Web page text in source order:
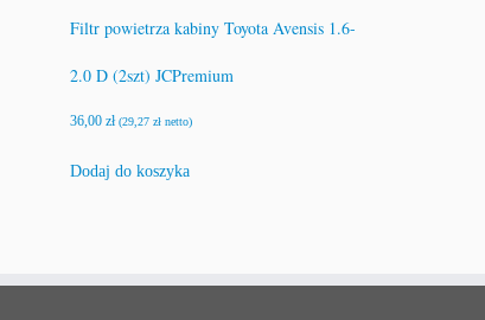
Filtr powietrza kabiny Toyota Avensis 1.6-
2.0 D (2szt) JCPremium
36,00zł (29,27zł netto)
Dodaj do koszyka